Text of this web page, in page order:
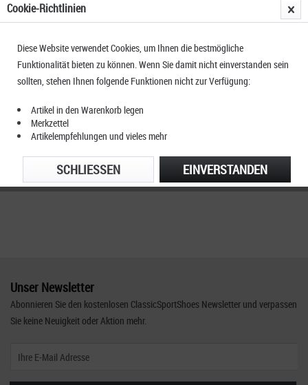
Unser Newsletter
Abonnieren Sie den kostenlosen ClassicSportShoes Newsletter und verpassen
Sie keine Neuigkeit oder Aktion mehr.
Cookie-Richtlinien
Diese Website verwendet Cookies, um Ihnen die bestmögliche
Funktionalität bieten zu können. Wenn Sie damit nicht einverstanden sein
sollten, stehen Ihnen folgende Funktionen nicht zur Verfügung:
Artikel in den Warenkorb legen
Merkzettel
Artikelempfehlungen und vieles mehr
EINVERSTANDEN
SCHLIESSEN